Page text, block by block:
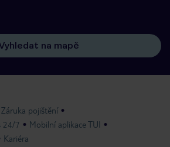
na mapě
Záruka pojištění
24/7
Mobilní aplikace TUI
Kariéra